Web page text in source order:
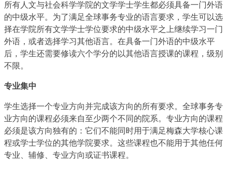
所有人文与社会科学学院的文学学士学生都必须具备一门外语
的中级水平。为了满足全球事务专业的语言要求，学生可以选
择在学院所有文学学士学位要求的中级水平之上继续学习一门
外语，或者选择学习其他语言。在具备一门外语的中级水平
后，学生还需要修读六个学分的以其他语言授课的课程，级别
不限。
专业集中
学生选择一个专业方向并完成该方向的所有要求。全球事务专
业方向的课程必须来自至少两个不同的院系。专业方向的课程
必须是该方向独有的：它们不能同时用于满足梅森大学核心课
程或学士学位的其他学院要求。这些课程也不能用于其他任何
专业、辅修、专业方向或证书课程。